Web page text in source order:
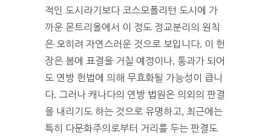
적인 도시라기보다 코스모폴리턴 도시에 가
까운 몬트리올에서 이 정도 정교분리의 원칙
은 오히려 자연스러운 것으로 보입니다. 이 헌
장은 봄에 표결을 거칠 예정이나, 통과가 되어
도 연방 헌법에 의해 무효화될 가능성이 큽니
다. 그러나 캐나다의 연방 법원은 의외의 판결
을 내리기도 하는 것으로 유명하고, 최근에는
특히 다문화주의로부터 거리를 두는 판결도